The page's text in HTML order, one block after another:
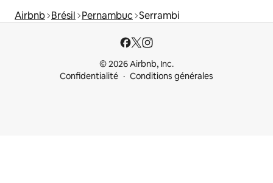
Airbnb Brésil Pernambuc Serrambi
© 2026 Airbnb, Inc.
Confidentialité
Conditions générales